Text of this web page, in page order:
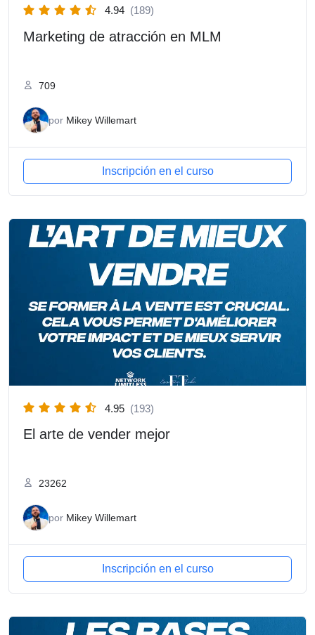
4.94 (189)
Marketing de atracción en MLM
709
por Mikey Willemart
Inscripción en el curso
4.95 (193)
El arte de vender mejor
23262
por Mikey Willemart
Inscripción en el curso